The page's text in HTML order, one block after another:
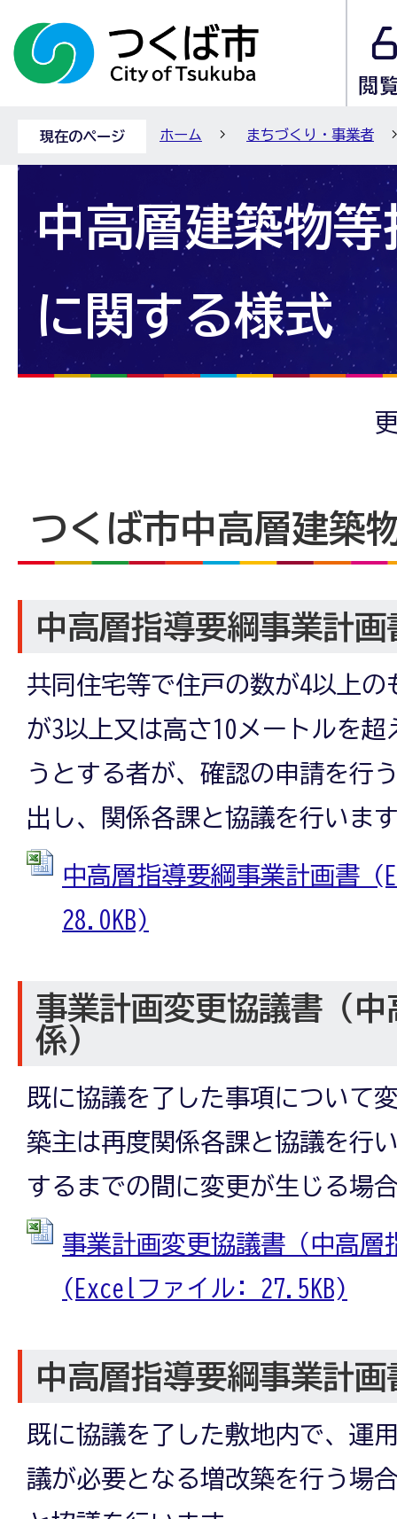
現在のページ ホーム まちづくり・事業者
中高層建築物等
に関する様式
つくば市中高層建築
中高層指導要綱事業計画
共同住宅等で住戸の数が4以上
が3以上又は高さ10メートルを
うとする者が、確認の申請を行
出し、関係各課と協議を行いま
中高層指導要綱事業計画書
28.0KB)
事業計画変更協議書（
係）
既に協議を了した事項について
築主は再度関係各課と協議を行
するまでの間に変更が生じる場
事業計画変更協議書（中高層
(Excelファイル: 27.5KB)
中高層指導要綱事業計画
既に協議を了した敷地内で、運
議が必要となる増改築を行う場